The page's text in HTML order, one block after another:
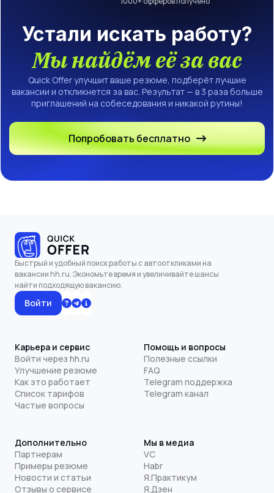
Устали искать работу?
Мы найдём её за вас
Quick Offer улучшит ваше резюме, подберёт лучшие
вакансии и откликнется за вас. Результат — в 3 раза больше
приглашений на собеседования и никакой рутины!
Попробовать бесплатно
Быстрый и удобный поиск работы с автооткликами на
вакансии hh.ru. Экономьте время и увеличивайте шансы
найти подходящую вакансию.
Войти
Карьера и сервис
Войти через hh.ru
Улучшение резюме
Как это работает
Список тарифов
Частые вопросы
Помощь и вопросы
Полезные ссылки
FAQ
Telegram поддержка
Telegram канал
Дополнительно
Партнерам
Примеры резюме
Новости и статьи
Отзывы о сервисе
Мы в медиа
VC
Habr
Я.Практикум
Я.Дзен